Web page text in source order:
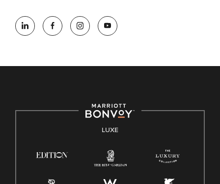
LUXE